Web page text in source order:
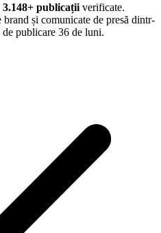
3.148+ publicații verificate.
și comunicate de presă dintr-
publicare 36 de luni.